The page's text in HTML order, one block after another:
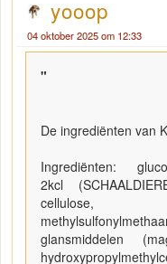
yooop
04 oktober 2025 om 12:33
"
De ingrediënten van
Ingrediënten:
2kcl
cellulose,
glansmiddelen